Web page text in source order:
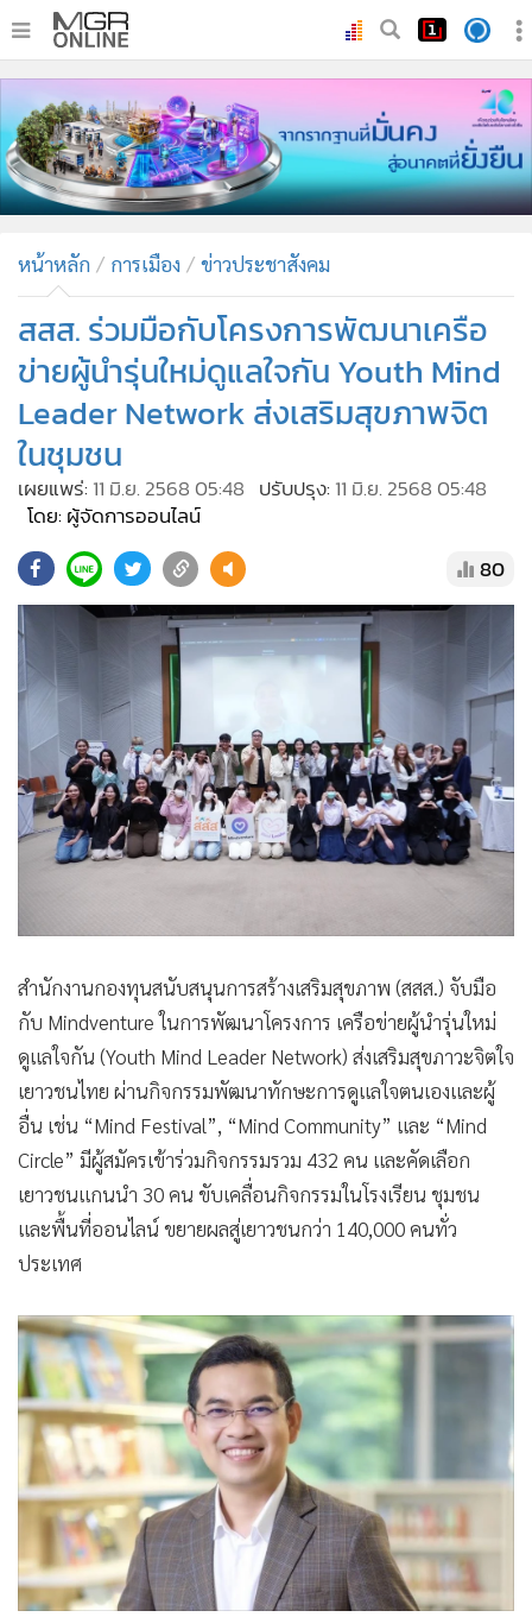
• ทันเหตุการณ์
• ภาคใต้
• ภูมิภาค
• บันเทิง
ผู้จัดการรายวัน
• คอลัมนิสต์
• ละคร
• CbizReview
• Cyber BIZ
• ผู้จัดกวน
Good health & Well-being
• Green Innovation & SD
• Management & HR
•
Infographic
การเมือง
ท่องเที่ยว
• กีฬา
• ต่างประเทศ
Special Scoop
• จีน
•
ชุมชน-คุณภาพชีวิต
•
อาชญากรรม
• Motoring
• เกม
• วิทยาศาสตร์
• SMEs
• หุ้น
• อินโดจีน
• กองทุนรวม
• Factcheck
• ญี่ปุ่น
• News1
Gotomanager
หน้าหลัก การเมือง ข่าวประชาสังคม
สสส. ร่วมมือกับโครงการพัฒนาเครือ
ข่ายผู้นำรุ่นใหม่ดูแลใจกัน Youth Mind
Leader Network ส่งเสริมสุขภาพจิต
ในชุมชน
เผยแพร่: 11 มิ.ย. 2568 05:48 ปรับปรุง: 11 มิ.ย. 2568 05:48
โดย: ผู้จัดการออนไลน์
80
สำนักงานกองทุนสนับสนุนการสร้างเสริมสุขภาพ (สสส.) จับมือ
กับ Mindventure ในการพัฒนาโครงการ เครือข่ายผู้นำรุ่นใหม่
ดูแลใจกัน (Youth Mind Leader Network) ส่งเสริมสุขภาวะจิตใจ
เยาวชนไทย ผ่านกิจกรรมพัฒนาทักษะการดูแลใจตนเองและผู้
อื่น เช่น “Mind Festival”, “Mind Community” และ “Mind
Circle” มีผู้สมัครเข้าร่วมกิจกรรมรวม 432 คน และคัดเลือก
เยาวชนแกนนำ 30 คน ขับเคลื่อนกิจกรรมในโรงเรียน ชุมชน
และพื้นที่ออนไลน์ ขยายผลสู่เยาวชนกว่า 140,000 คนทั่ว
ประเทศ